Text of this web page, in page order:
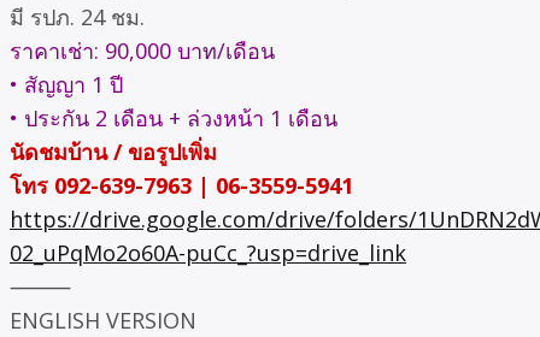
มี รปภ. 24 ชม.
ราคาเช่า: 90,000 บาท/เดือน
• สัญญา 1 ปี
• ประกัน 2 เดือน + ล่วงหน้า 1 เดือน
นัดชมบ้าน / ขอรูปเพิ่ม
โทร 092-639-7963 | 06-3559-5941
https://drive.google.com/drive/folders/
02_uPqMo2o60A-puCc_?usp=drive_link
⸻
ENGLISH VERSION